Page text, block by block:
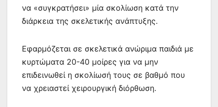
να «συγκρατήσει» μία σκολίωση κατά την
διάρκεια της σκελετικής ανάπτυξης.
Εφαρμόζεται σε σκελετικά ανώριμα παιδιά με
κυρτώματα 20-40 μοίρες για να μην
επιδεινωθεί η σκολίωσή τους σε βαθμό που
να χρειαστεί χειρουργική διόρθωση.